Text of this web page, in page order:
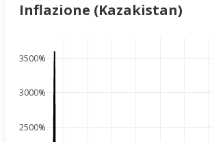
Inflazione (Kazakistan)
2500%
3000%
3500%